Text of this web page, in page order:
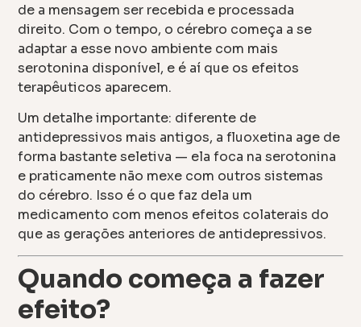
de a mensagem ser recebida e processada
direito. Com o tempo, o cérebro começa a se
adaptar a esse novo ambiente com mais
serotonina disponível, e é aí que os efeitos
terapêuticos aparecem.
Um detalhe importante: diferente de
antidepressivos mais antigos, a fluoxetina age de
forma bastante seletiva — ela foca na serotonina
e praticamente não mexe com outros sistemas
do cérebro. Isso é o que faz dela um
medicamento com menos efeitos colaterais do
que as gerações anteriores de antidepressivos.
Quando começa a fazer
efeito?